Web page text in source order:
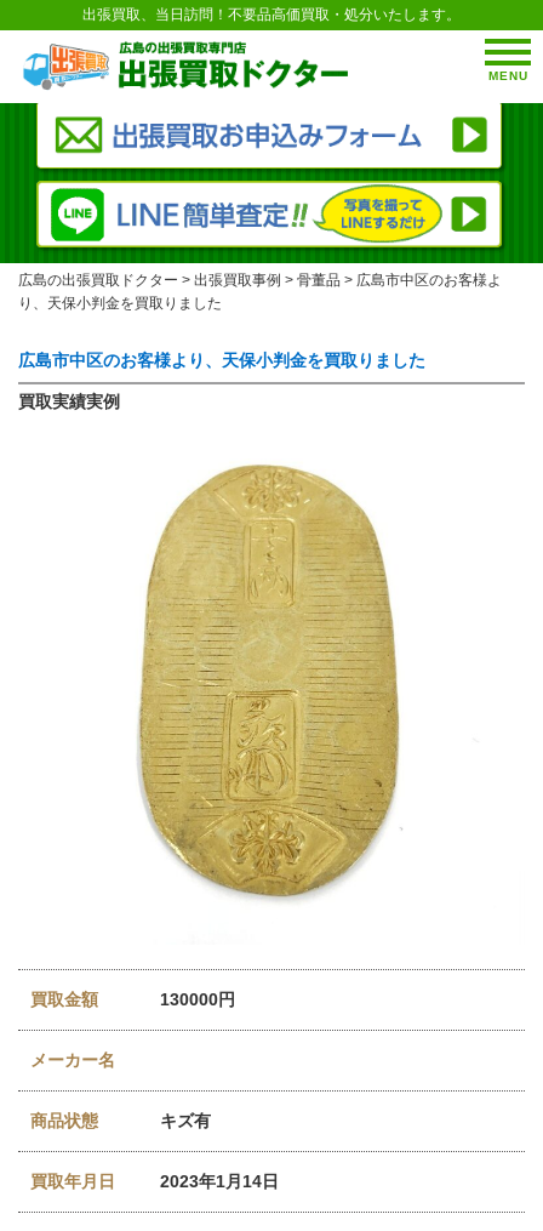
MENU
出張買取、当日訪問！不要品高価買取・処分いたします。
広島の出張買取ドクター > 出張買取事例 > 骨董品 > 広島市中区のお客様よ
り、天保小判金を買取りました
広島市中区のお客様より、天保小判金を買取りました
買取実績実例
買取金額 130000円
メーカー名
商品状態 キズ有
買取年月日 2023年1月14日